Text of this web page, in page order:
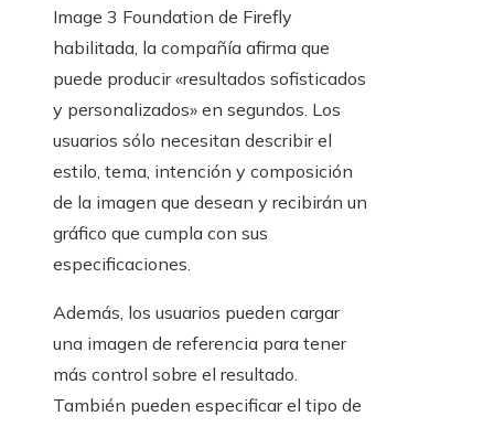
Image 3 Foundation de Firefly
habilitada, la compañía afirma que
puede producir «resultados sofisticados
y personalizados» en segundos. Los
usuarios sólo necesitan describir el
estilo, tema, intención y composición
de la imagen que desean y recibirán un
gráfico que cumpla con sus
especificaciones.
Además, los usuarios pueden cargar
una imagen de referencia para tener
más control sobre el resultado.
También pueden especificar el tipo de